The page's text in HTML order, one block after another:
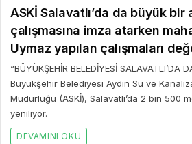
ASKİ Salavatlı’da da büyük bir
çalışmasına imza atarken
Uymaz yapılan çalışmaları
“BÜYÜKŞEHİR BELEDİYESİ SALAVATLI’DA
Büyükşehir Belediyesi Aydın Su ve
Müdürlüğü (ASKİ), Salavatlı’da 2 bin 500
yeniliyor.
DEVAMINI OKU